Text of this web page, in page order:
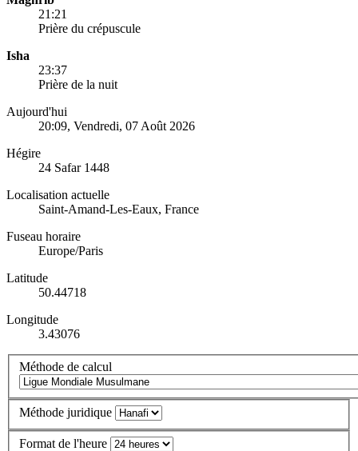
21:21
Prière du crépuscule
Isha
23:37
Prière de la nuit
Aujourd'hui
20:09, Vendredi, 07 Août 2026
Hégire
24 Safar 1448
Localisation actuelle
Saint-Amand-Les-Eaux, France
Fuseau horaire
Europe/Paris
Latitude
50.44718
Longitude
3.43076
Méthode de calcul
Méthode juridique
Format de l'heure